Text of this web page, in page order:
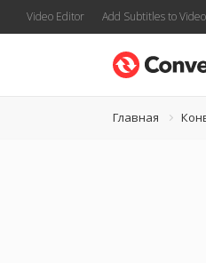
Video Editor Add Subtitles to Video
Главная